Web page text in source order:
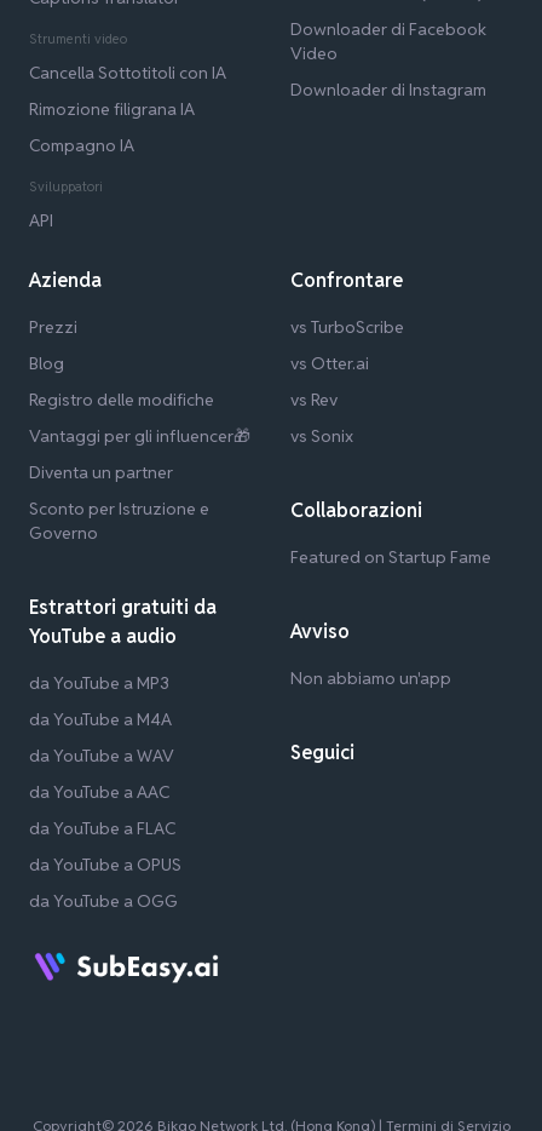
Strumenti video
Cancella Sottotitoli con IA
Rimozione filigrana IA
Compagno IA
Sviluppatori
API
Downloader di Facebook
Video
Downloader di Instagram
Azienda
Prezzi
Blog
Registro delle modifiche
Vantaggi per gli influencer🎁
Diventa un partner
Sconto per Istruzione e
Governo
Estrattori gratuiti da
YouTube a audio
da YouTube a MP3
da YouTube a M4A
da YouTube a WAV
da YouTube a AAC
da YouTube a FLAC
da YouTube a OPUS
da YouTube a OGG
Confrontare
vs TurboScribe
vs Otter.ai
vs Rev
vs Sonix
Collaborazioni
Featured on Startup Fame
Avviso
Non abbiamo un'app
Seguici
Copyright© 2026 Bikgo Network Ltd. (Hong Kong) | Termini di Servizio